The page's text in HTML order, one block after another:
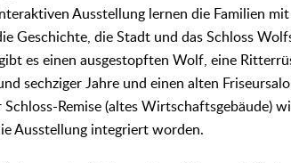
Ausstellung lernen die Familien
Geschichte, die Stadt und das Schloss
es einen ausgestopften Wolf, eine
sechziger Jahre und einen alten
Remise (altes Wirtschaftsgebäude)
Ausstellung integriert worden.